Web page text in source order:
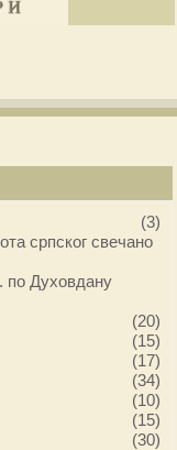
(3)
српског свечано
по Духовдану
(20)
(15)
(17)
(34)
(10)
(15)
(30)